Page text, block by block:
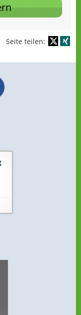
Seite teilen: